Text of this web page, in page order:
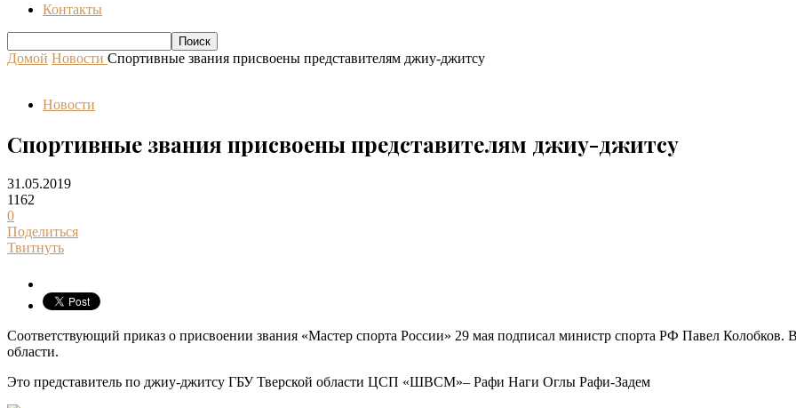
Контакты
Домой Новости Спортивные звания присвоены представителям джиу-джитсу
Новости
Спортивные звания присвоены представителям джиу-джитсу
31.05.2019
1162
0
Поделиться
Твитнуть
Соответствующий приказ о присвоении звания «Мастер спорта России» 29 мая подписал министр спорта РФ Павел Колобков.
области.
Это представитель по джиу-джитсу ГБУ Тверской области ЦСП «ШВСМ»– Рафи Наги Оглы Рафи-Задем